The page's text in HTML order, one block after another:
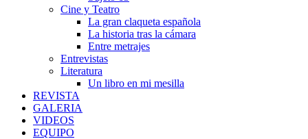
Cine y Teatro
La gran claqueta española
La historia tras la cámara
Entre metrajes
Entrevistas
Literatura
Un libro en mi mesilla
REVISTA
GALERIA
VIDEOS
EQUIPO